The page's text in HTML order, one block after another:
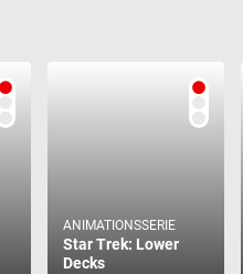
ANIMATIONSSERIE
Star Trek: Lower
Decks